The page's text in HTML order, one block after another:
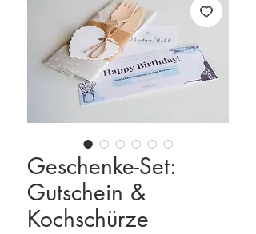
Geschenke-Set:
Gutschein &
Kochschürze